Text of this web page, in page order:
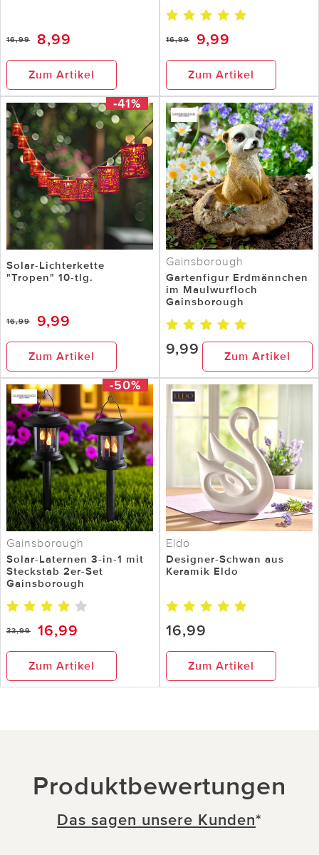
16,99 8,99
Zum Artikel
16,99 9,99
Zum Artikel
-41%
Solar-Lichterkette
"Tropen" 10-tlg.
16,99 9,99
Zum Artikel
Gainsborough
Gartenfigur Erdmännchen
im Maulwurfloch
Gainsborough
9,99 Zum Artikel
-50%
Gainsborough
Solar-Laternen 3-in-1 mit
Steckstab 2er-Set
Gainsborough
33,99 16,99
Zum Artikel
Eldo
Designer-Schwan aus
Keramik Eldo
16,99
Zum Artikel
Produktbewertungen
Das sagen unsere Kunden*